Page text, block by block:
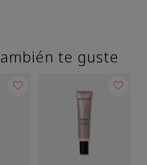
te guste